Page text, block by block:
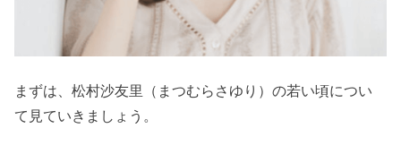
まずは、松村沙友里（まつむらさゆり）の若い頃につい
て見ていきましょう。